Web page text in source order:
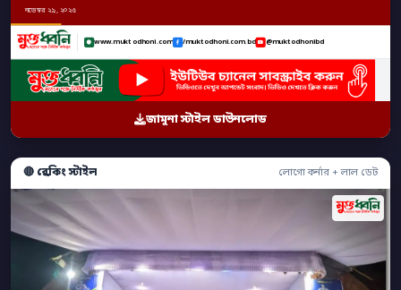
নভেম্বর ২৯, ২০২৫
www.muktodhoni.com /muktodhoni.com.bd @muktodhonibd
জামুনা স্টাইল ডাউনলোড
🔴 ব্রেকিং স্টাইল লোগো কর্নার + লাল ডেট